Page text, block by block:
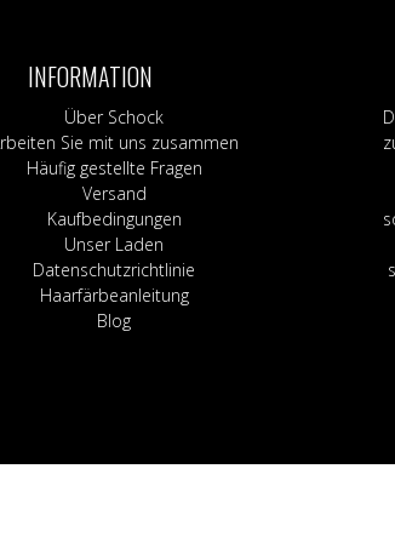
INFORMATION
Über Schock
Sie mit uns zusammen
Häufig gestellte Fragen
Versand
Kaufbedingungen
Unser Laden
Datenschutzrichtlinie
Haarfärbeanleitung
Blog